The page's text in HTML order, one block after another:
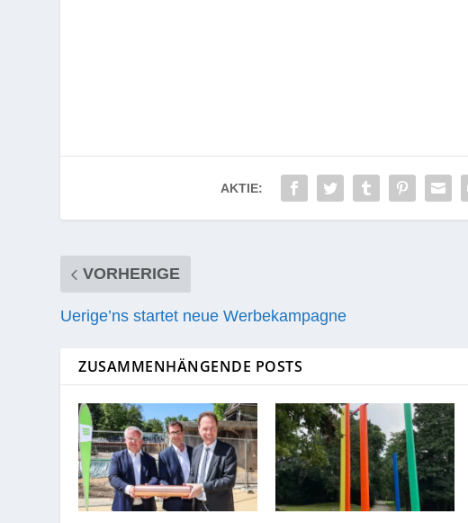
AKTIE:
VORHERIGE
Uerige’ns startet neue Werbekampagne
ZUSAMMENHÄNGENDE POSTS